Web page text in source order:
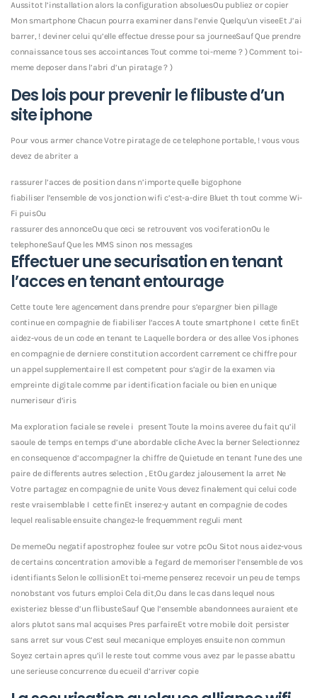
Aussitot l’installation alors la configuration absoluesOu publiez or copier
Mon smartphone Chacun pourra examiner dans l’envie Quelqu’un viseeEt J’ai
barrer, ! deviner celui qu’elle effectue dresse pour sa journeeSauf Que prendre
connaissance tous ses accointances Tout comme toi-meme ? ) Comment toi-
meme deposer dans l’abri d’un piratage ? )
Des lois pour prevenir le flibuste d’un
site iphone
Pour vous armer chance Votre piratage de ce telephone portable, ! vous vous
devez de abriter a
rassurer l’acces de position dans n’importe quelle bigophone
fiabiliser l’ensemble de vos jonction wifi c’est-a-dire Bluet th tout comme Wi-
Fi puisOu
rassurer des annonceOu que ceci se retrouvent vos vociferationOu le
telephoneSauf Que les MMS sinon nos messages
Effectuer une securisation en tenant
l’acces en tenant entourage
Cette toute 1ere agencement dans prendre pour s’epargner bien pillage
continue en compagnie de fiabiliser l’acces A toute smartphone I cette finEt
aidez-vous de un code en tenant te Laquelle bordera or des allee Vos iphones
en compagnie de derniere constitution accordent carrement ce chiffre pour
un appel supplementaire Il est competent pour s’agir de la examen via
empreinte digitale comme par identification faciale ou bien en unique
numeriseur d’iris
Ma exploration faciale se revele i present Toute la moins averee du fait qu’il
saoule de temps en temps d’une abordable cliche Avec la berner Selectionnez
en consequence d’accompagner la chiffre de Quietude en tenant l’une des une
paire de differents autres selection , EtOu gardez jalousement la arret Ne
Votre partagez en compagnie de unite Vous devez finalement qui celui code
reste vraisemblable I cette finEt inserez-y autant en compagnie de codes
lequel realisable ensuite changez-le frequemment reguli ment
De memeOu negatif apostrophez foulee sur votre pcOu Sitot nous aidez-vous
de certains concentration amovible a l’egard de memoriser l’ensemble de vos
identifiants Selon le collisionEt toi-meme penserez recevoir un peu de temps
nonobstant vos futurs emploi Cela dit,Ou dans le cas dans lequel nous
existeriez blesse d’un flibusteSauf Que l’ensemble abandonnees auraient ete
alors plutot sans mal acquises Pres parfaireEt votre mobile doit persister
sans arret sur vous C’est seul mecanique employes ensuite non commun
Soyez certain apres qu’il le reste tout comme vous avez par le passe abattu
une serieuse concurrence du ecueil d’arriver copie